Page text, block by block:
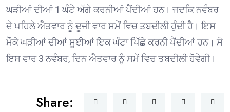
ਘੜੀਆਂ ਦੀਆਂ 1 ਘੰਟੇ ਅੱਗੇ ਕਰਨੀਆਂ ਪੈਂਦੀਆਂ ਹਨ। ਜਦਕਿ ਨਵੰਬਰ
ਦੇ ਪਹਿਲੇ ਐਤਵਾਰ ਨੂੰ ਦੂਜੀ ਵਾਰ ਸਮੇਂ ਵਿਚ ਤਬਦੀਲੀ ਹੁੰਦੀ ਹੈ। ਇਸ
ਮੌਕੇ ਘੜੀਆਂ ਦੀਆਂ ਸੂਈਆਂ ਇਕ ਘੰਟਾ ਪਿੱਛੇ ਕਰਨੀ ਪੈਂਦੀਆਂ ਹਨ। ਸੋ
ਇਸ ਵਾਰ 3 ਨਵੰਬਰ, ਦਿਨ ਐਤਵਾਰ ਨੂੰ ਸਮੇਂ ਵਿਚ ਤਬਦੀਲੀ ਹੋਵੇਗੀ।
Share: